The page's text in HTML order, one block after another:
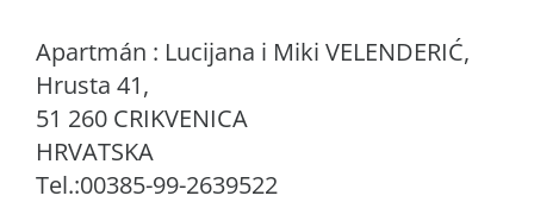
Apartmán : Lucijana i Miki VELENDERIĆ,
Hrusta 41,
51 260 CRIKVENICA
HRVATSKA
Tel.:00385-99-2639522